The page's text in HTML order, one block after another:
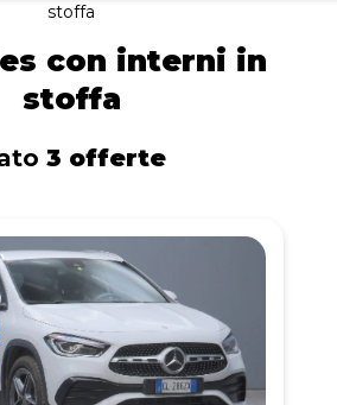
stoffa
con interni in
stoffa
3 offerte